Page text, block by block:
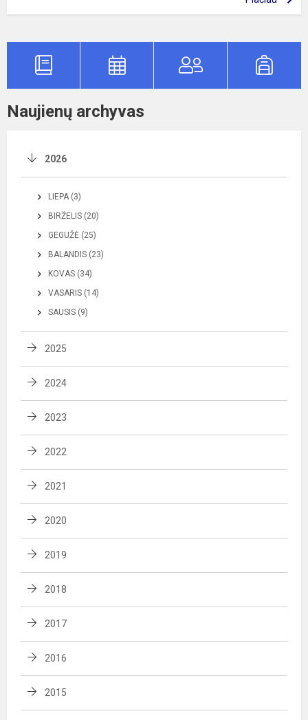
Naujienų archyvas
2026
LIEPA (3)
BIRŽELIS (20)
GEGUŽĖ (25)
BALANDIS (23)
KOVAS (34)
VASARIS (14)
SAUSIS (9)
2025
2024
2023
2022
2021
2020
2019
2018
2017
2016
2015